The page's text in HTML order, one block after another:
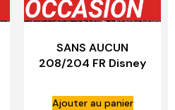
SANS AUCUN
208/204 FR Disney
Ajouter au panier